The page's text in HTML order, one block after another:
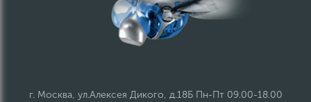
г. Москва, ул.Алексея Дикого, д.18Б Пн-Пт 09.00-18.00